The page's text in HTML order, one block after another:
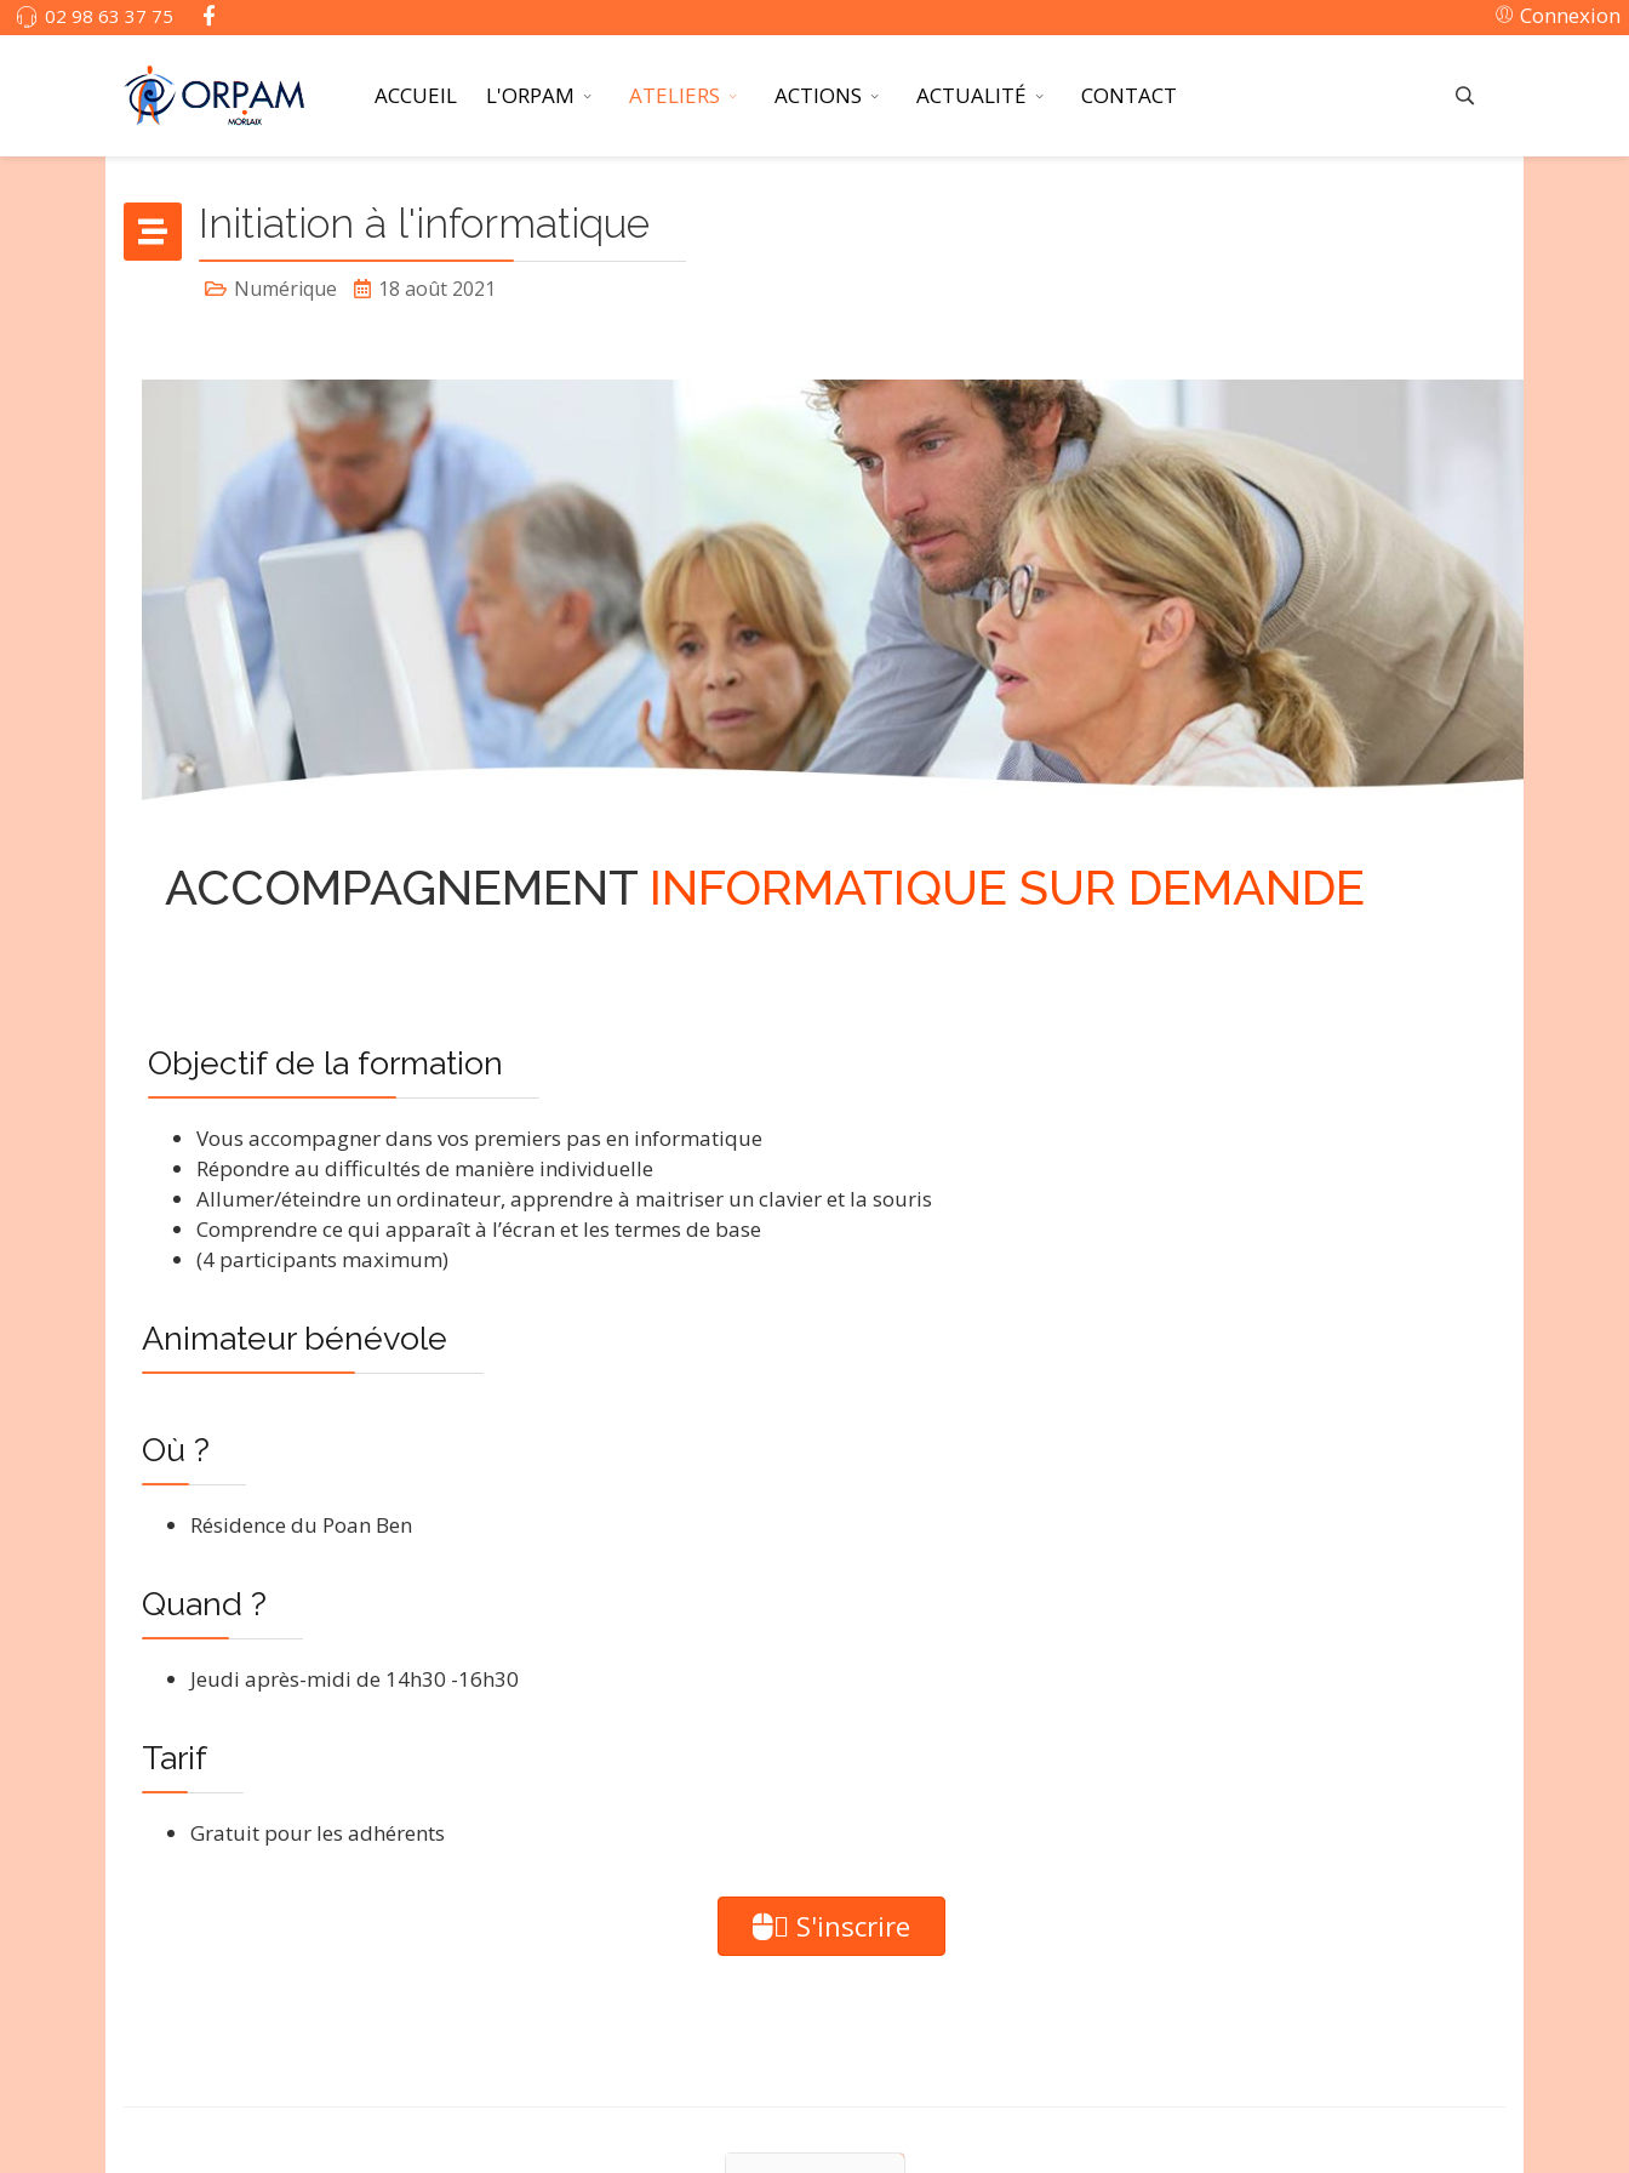
02 98 63 37 75 Connexion
ACCUEIL L'ORPAM ATELIERS ACTIONS ACTUALITÉ CONTACT
Initiation à l'informatique
Numérique 18 août 2021
ACCOMPAGNEMENT INFORMATIQUE SUR DEMANDE
Objectif de la formation
Vous accompagner dans vos premiers pas en informatique
Répondre au difficultés de manière individuelle
Allumer/éteindre un ordinateur, apprendre à maitriser un clavier et la souris
Comprendre ce qui apparaît à l’écran et les termes de base
(4 participants maximum)
Animateur bénévole
Où ?
Résidence du Poan Ben
Quand ?
Jeudi après-midi de 14h30 -16h30
Tarif
Gratuit pour les adhérents
 S'inscrire